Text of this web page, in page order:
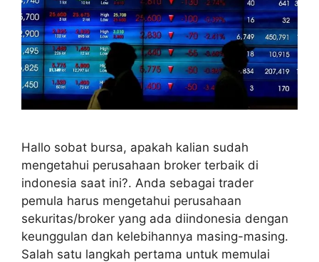
Hallo sobat bursa, apakah kalian sudah
mengetahui perusahaan broker terbaik di
indonesia saat ini?. Anda sebagai trader
pemula harus mengetahui perusahaan
sekuritas/broker yang ada diindonesia dengan
keunggulan dan kelebihannya masing-masing.
Salah satu langkah pertama untuk memulai